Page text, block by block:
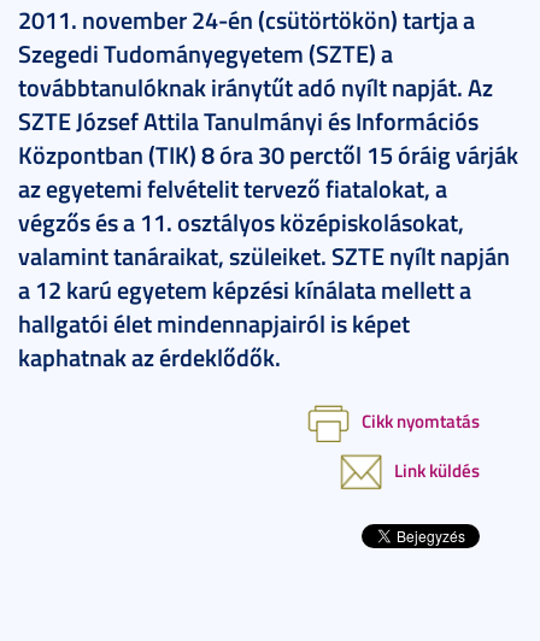
2011. november 24-én (csütörtökön) tartja a
Szegedi Tudományegyetem (SZTE) a
továbbtanulóknak iránytűt adó nyílt napját. Az
SZTE József Attila Tanulmányi és Információs
Központban (TIK) 8 óra 30 perctől 15 óráig várják
az egyetemi felvételit tervező fiatalokat, a
végzős és a 11. osztályos középiskolásokat,
valamint tanáraikat, szüleiket. SZTE nyílt napján
a 12 karú egyetem képzési kínálata mellett a
hallgatói élet mindennapjairól is képet
kaphatnak az érdeklődők.
Cikk nyomtatás
Link küldés